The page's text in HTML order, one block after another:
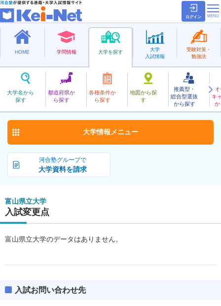
ログイン
HOME 学問情報 大学を探す
大学名から
探す
都道府県か
ら探す
各種条件か
ら探す
地図から探
す
推薦型・
総合型選抜
から探す
キ
か
大学
入試情報
受験対策・
勉強法
公立
とやまけんりつ
富山県立大学 お気に入り
河合塾グループで
大学資料を請求
大学情報 メニュー
富山県立大学
入試変更点
富山県立大学のデータはありません。
入試お問い合わせ先